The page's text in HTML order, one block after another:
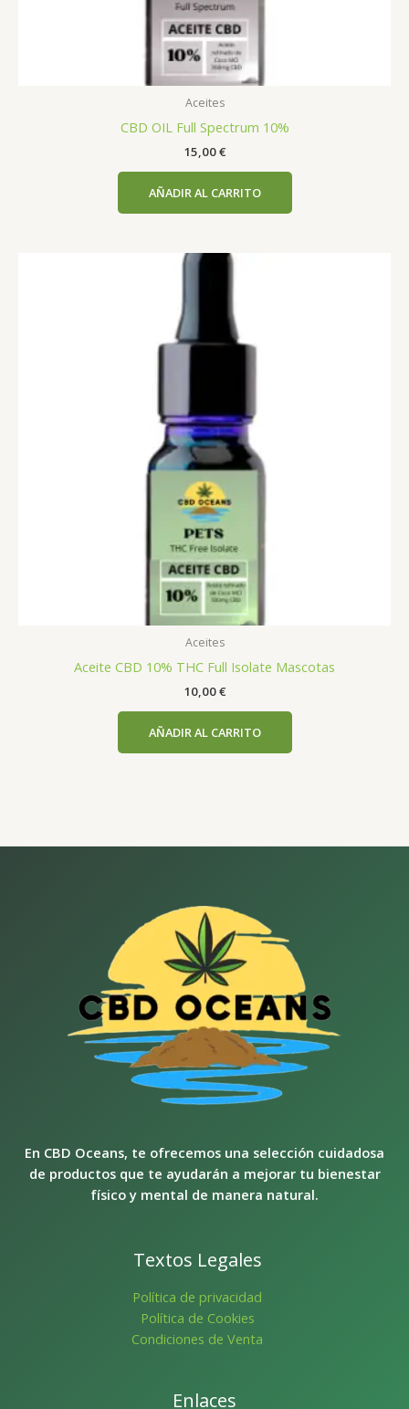
Aceites
CBD OIL Full Spectrum 10%
15,00€
AÑADIR AL CARRITO
Aceites
Aceite CBD 10% THC Full Isolate Mascotas
10,00€
AÑADIR AL CARRITO
En CBD Oceans, te ofrecemos una selección cuidadosa
de productos que te ayudarán a mejorar tu bienestar
físico y mental de manera natural.
Textos Legales
Política de privacidad
Política de Cookies
Condiciones de Venta
Enlaces